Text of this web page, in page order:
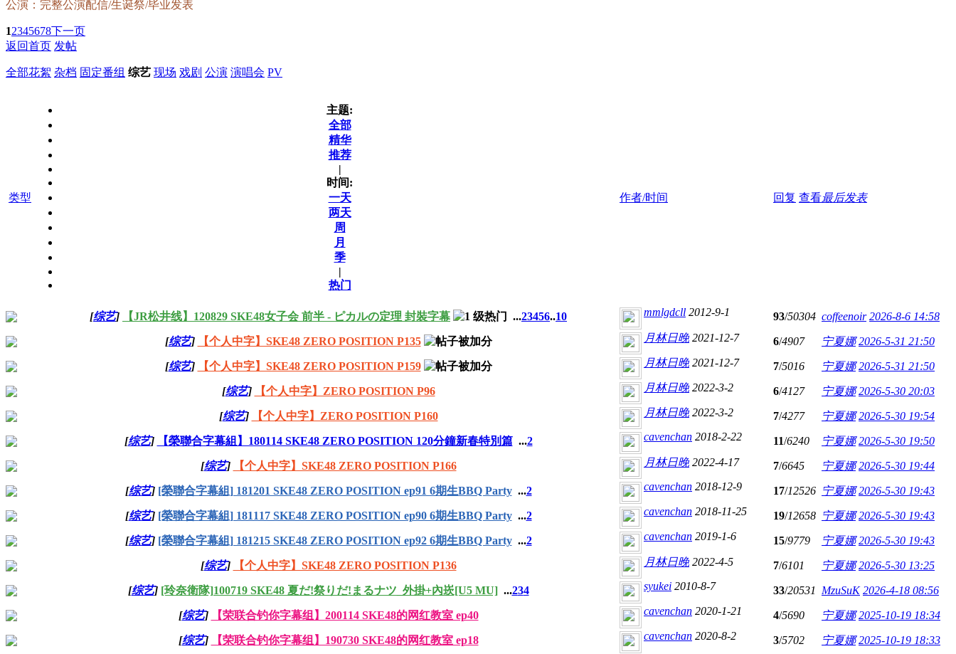
公演：完整公演配信/生诞祭/毕业发表
12345678下一页
返回首页 发帖
全部花絮 杂档 固定番组 综艺 现场 戏剧 公演 演唱会 PV
类型
主题:
全部
精华
推荐
|
时间:
一天
两天
周
月
季
|
热门
作者/时间 回复 查看最后发表
[综艺] 【JR松井线】120829 SKE48女子会 前半 - ピカルの定理 封裝字幕 ...23456..10 mmlgdcll 2012-9-1 93/50304 coffeenoir 2026-8-6 14:58
[综艺] 【个人中字】SKE48 ZERO POSITION P135 月林日晚 2021-12-7 6/4907 宁夏娜 2026-5-31 21:50
[综艺] 【个人中字】SKE48 ZERO POSITION P159 月林日晚 2021-12-7 7/5016 宁夏娜 2026-5-31 21:50
[综艺] 【个人中字】ZERO POSITION P96 月林日晚 2022-3-2 6/4127 宁夏娜 2026-5-30 20:03
[综艺] 【个人中字】ZERO POSITION P160 月林日晚 2022-3-2 7/4277 宁夏娜 2026-5-30 19:54
[综艺] 【榮聯合字幕組】180114 SKE48 ZERO POSITION 120分鐘新春特別篇 ...2 cavenchan 2018-2-22 11/6240 宁夏娜 2026-5-30 19:50
[综艺] 【个人中字】SKE48 ZERO POSITION P166 月林日晚 2022-4-17 7/6645 宁夏娜 2026-5-30 19:44
[综艺] [榮聯合字幕組] 181201 SKE48 ZERO POSITION ep91 6期生BBQ Party ...2 cavenchan 2018-12-9 17/12526 宁夏娜 2026-5-30 19:43
[综艺] [榮聯合字幕組] 181117 SKE48 ZERO POSITION ep90 6期生BBQ Party ...2 cavenchan 2018-11-25 19/12658 宁夏娜 2026-5-30 19:43
[综艺] [榮聯合字幕組] 181215 SKE48 ZERO POSITION ep92 6期生BBQ Party ...2 cavenchan 2019-1-6 15/9779 宁夏娜 2026-5-30 19:43
[综艺] 【个人中字】SKE48 ZERO POSITION P136 月林日晚 2022-4-5 7/6101 宁夏娜 2026-5-30 13:25
[综艺] [玲奈衛隊]100719 SKE48 夏だ!祭りだ!まるナツ_外掛+內崁[U5 MU] ...234 syukei 2010-8-7 33/20531 MzuSuK 2026-4-18 08:56
[综艺] 【荣联合钓你字幕组】200114 SKE48的网红教室 ep40 cavenchan 2020-1-21 4/5690 宁夏娜 2025-10-19 18:34
[综艺] 【荣联合钓你字幕组】190730 SKE48的网红教室 ep18 cavenchan 2020-8-2 3/5702 宁夏娜 2025-10-19 18:33